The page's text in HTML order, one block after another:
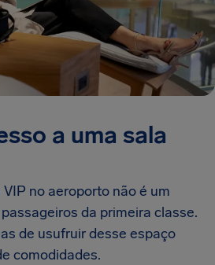
a uma sala
no aeroporto não é um
da primeira classe.
de usufruir desse espaço
comodidades.